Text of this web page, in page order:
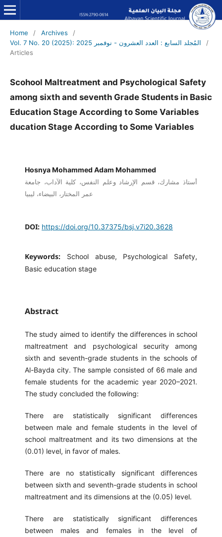
Home / Archives
/
Vol. 7 No. 20 (2025): المُجلد السابع : العدد العشرون - نوفمبر 2025
/
Articles
Scohool Maltreatment and Psychological Safety
among sixth and seventh Grade Students in Basic
Education Stage According to Some Variables
ducation Stage According to Some Variables
Hosnya Mohammed Adam Mohammed
أستاذ مشارك، قسم الإرشاد وعلم النفس، كلية الآداب، جامعة
عمر المختار، البيضاء، ليبيا
DOI: https://doi.org/10.37375/bsj.v7i20.3628
Keywords:
School abuse, Psychological Safety,
Basic education stage
Abstract
The study aimed to identify the differences in school
maltreatment and psychological security among
sixth and seventh-grade students in the schools of
Al-Bayda city. The sample consisted of 66 male and
female students for the academic year 2020–2021.
The study concluded the following:
There are statistically significant differences
between male and female students in the level of
school maltreatment and its two dimensions at the
(0.01) level, in favor of males.
There are no statistically significant differences
between sixth and seventh-grade students in school
maltreatment and its dimensions at the (0.05) level.
There are statistically significant differences
between males and females in the level of